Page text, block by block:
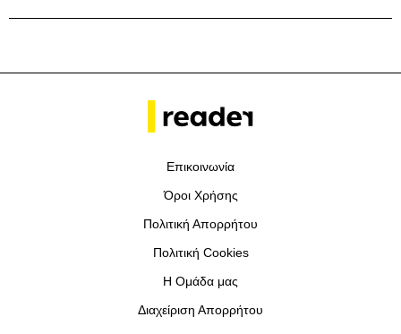
Επικοινωνία
Όροι Χρήσης
Πολιτική Απορρήτου
Πολιτική Cookies
Η Ομάδα μας
Διαχείριση Απορρήτου